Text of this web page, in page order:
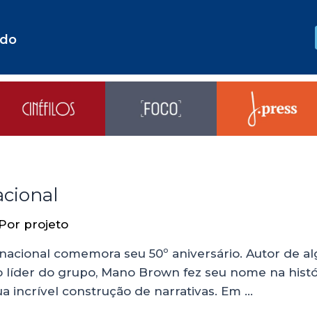
projeto
comemora seu 50º aniversário. Autor de
líder do grupo, Mano Brown fez seu nome na
incrível construção de narrativas. Em …